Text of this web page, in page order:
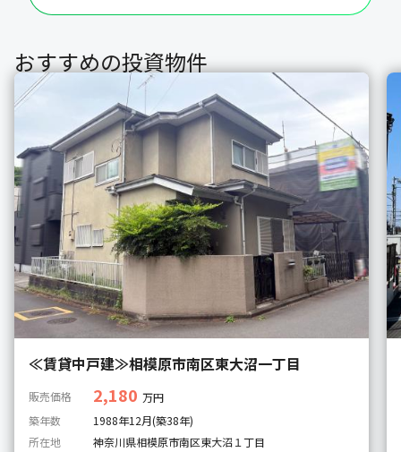
おすすめの投資物件
≪賃貸中戸建≫相模原市南区東大沼一丁目
販売価格 2,180 万円
築年数
1988年12月(築38年)
所在地
神奈川県相模原市南区東大沼１丁目